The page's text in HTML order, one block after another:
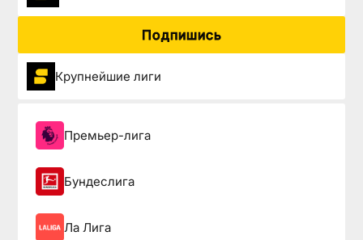
Подпишись
Крупнейшие лиги
Премьер-лига
Бундеслига
Ла Лига